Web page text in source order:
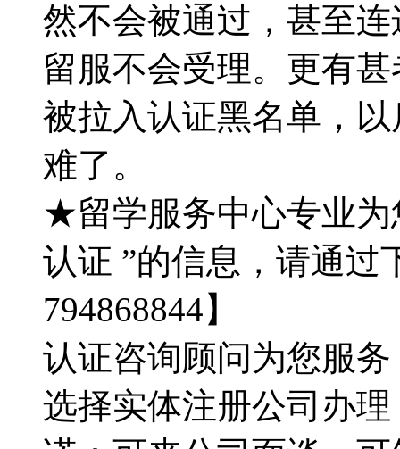
然不会被通过，甚至
留服不会受理。更有
被拉入认证黑名单，
难了。
★留学服务中心专业为
认证 ”的信息，请通过
794868844】
认证咨询顾问为您服务
选择实体注册公司办